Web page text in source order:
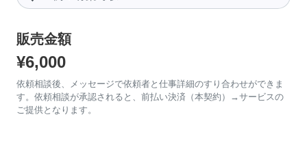
販売金額
¥6,000
依頼相談後、メッセージで依頼者と仕事詳細のすり合わせができま
す。依頼相談が承認されると、前払い決済（本契約）→サービスの
ご提供となります。